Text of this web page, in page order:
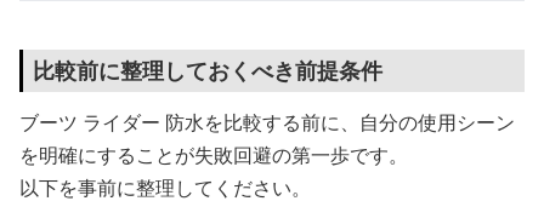
比較前に整理しておくべき前提条件
ブーツ ライダー 防水を比較する前に、自分の使用シーン
を明確にすることが失敗回避の第一歩です。
以下を事前に整理してください。